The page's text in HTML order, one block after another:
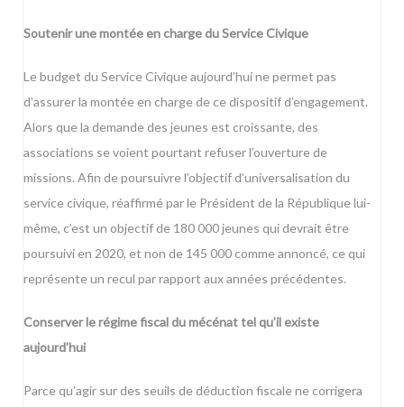
Soutenir une montée en charge du Service Civique
Le budget du Service Civique aujourd’hui ne permet pas
d’assurer la montée en charge de ce dispositif d’engagement.
Alors que la demande des jeunes est croissante, des
associations se voient pourtant refuser l’ouverture de
missions. Afin de poursuivre l’objectif d’universalisation du
service civique, réaffirmé par le Président de la République lui-
même, c’est un objectif de 180 000 jeunes qui devrait être
poursuivi en 2020, et non de 145 000 comme annoncé, ce qui
représente un recul par rapport aux années précédentes.
Conserver le régime fiscal du mécénat tel qu’il existe
aujourd’hui
Parce qu’agir sur des seuils de déduction fiscale ne corrigera